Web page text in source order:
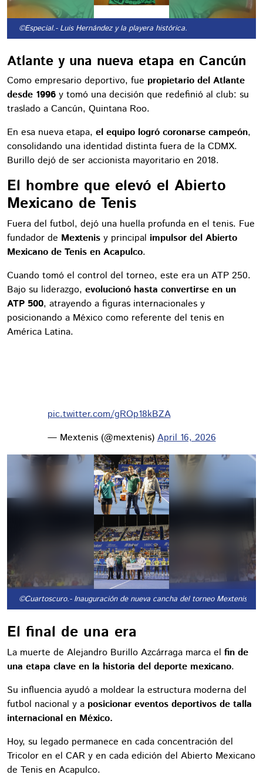
©Especial.- Luis Hernández y la playera histórica.
Atlante y una nueva etapa en Cancún
Como empresario deportivo, fue propietario del Atlante
desde 1996 y tomó una decisión que redefinió al club: su
traslado a Cancún, Quintana Roo.
En esa nueva etapa, el equipo logró coronarse campeón,
consolidando una identidad distinta fuera de la CDMX.
Burillo dejó de ser accionista mayoritario en 2018.
El hombre que elevó el Abierto
Mexicano de Tenis
Fuera del futbol, dejó una huella profunda en el tenis. Fue
fundador de Mextenis y principal impulsor del Abierto
Mexicano de Tenis en Acapulco.
Cuando tomó el control del torneo, este era un ATP 250.
Bajo su liderazgo, evolucionó hasta convertirse en un
ATP 500, atrayendo a figuras internacionales y
posicionando a México como referente del tenis en
América Latina.
pic.twitter.com/gROp18kBZA
— Mextenis (@mextenis)April 16, 2026
©Cuartoscuro.- Inauguración de nueva cancha del torneo Mextenis
El final de una era
La muerte de Alejandro Burillo Azcárraga marca el fin de
una etapa clave en la historia del deporte mexicano.
Su influencia ayudó a moldear la estructura moderna del
futbol nacional y a posicionar eventos deportivos de talla
internacional en México.
Hoy, su legado permanece en cada concentración del
Tricolor en el CAR y en cada edición del Abierto Mexicano
de Tenis en Acapulco.